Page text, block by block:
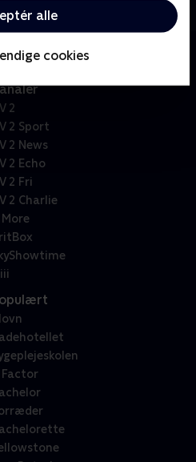
alle
cookies
(Kjell Bergqvist).
2
2 Sport
2 News
2 Echo
2 Fri
2 Charlie
More
Factor